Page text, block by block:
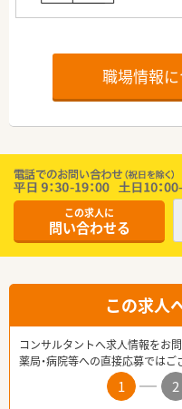
職場情報
この求人に
問い合わせる
この求人
コンサルタントへ求人情報をお
薬局・病院等への直接応募ではご
1 2